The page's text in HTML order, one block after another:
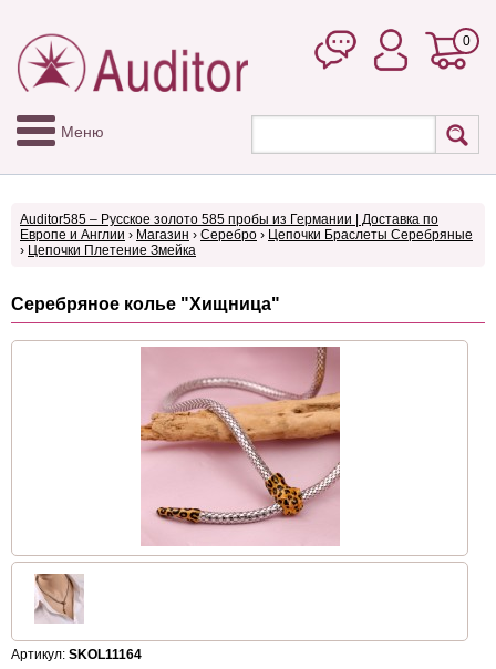
0
Меню
Auditor585 – Русское золото 585 пробы из Германии | Доставка по
Европе и Англии › Магазин › Серебро › Цепочки Браслеты Серебряные
› Цепочки Плетение Змейка
Серебряное колье "Хищница"
Артикул: SKOL11164